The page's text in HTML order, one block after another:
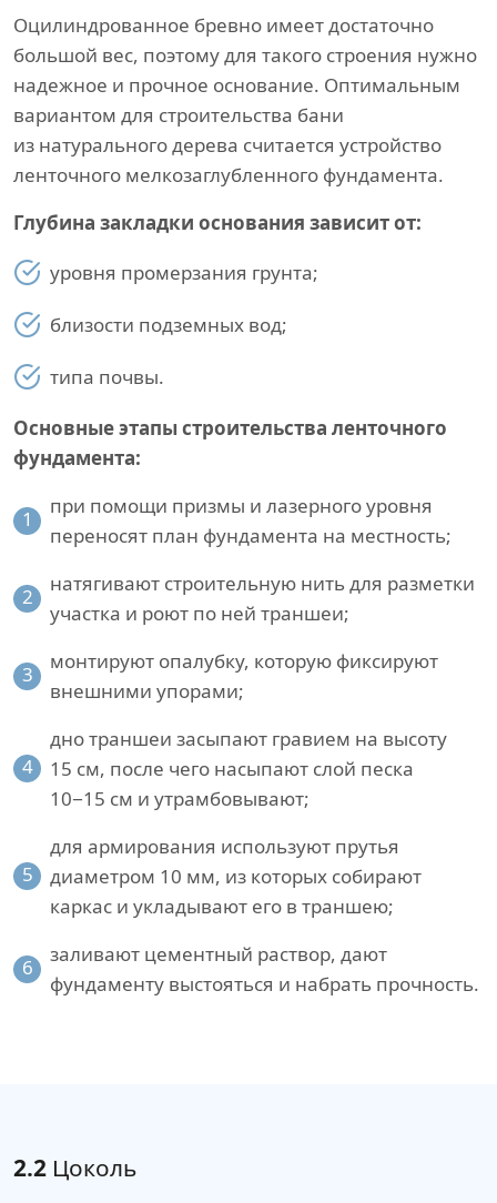
Оцилиндрованное бревно имеет достаточно
большой вес, поэтому для такого строения нужно
надежное и прочное основание. Оптимальным
вариантом для строительства бани
из натурального дерева считается устройство
ленточного мелкозаглубленного фундамента.
Глубина закладки основания зависит от:
уровня промерзания грунта;
близости подземных вод;
типа почвы.
Основные этапы строительства ленточного
фундамента:
1
при помощи призмы и лазерного уровня
переносят план фундамента на местность;
2
натягивают строительную нить для разметки
участка и роют по ней траншеи;
3
монтируют опалубку, которую фиксируют
внешними упорами;
4
дно траншеи засыпают гравием на высоту
15 см, после чего насыпают слой песка
10−15 см и утрамбовывают;
5
для армирования используют прутья
диаметром 10 мм, из которых собирают
каркас и укладывают его в траншею;
6
заливают цементный раствор, дают
фундаменту выстояться и набрать прочность.
2.2 Цоколь